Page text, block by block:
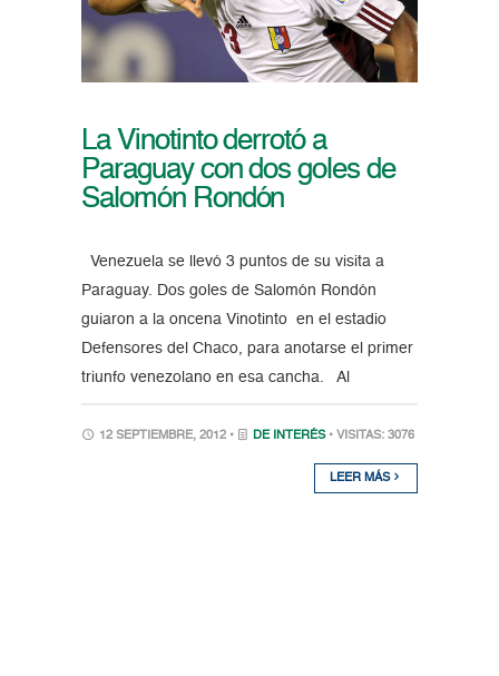
La Vinotinto derrotó a
Paraguay con dos goles de
Salomón Rondón
Venezuela se llevó 3 puntos de su visita a
Paraguay. Dos goles de Salomón Rondón
guiaron a la oncena Vinotinto en el estadio
Defensores del Chaco, para anotarse el primer
triunfo venezolano en esa cancha. Al
12 SEPTIEMBRE, 2012 • DE INTERÉS • VISITAS: 3076
LEER MÁS